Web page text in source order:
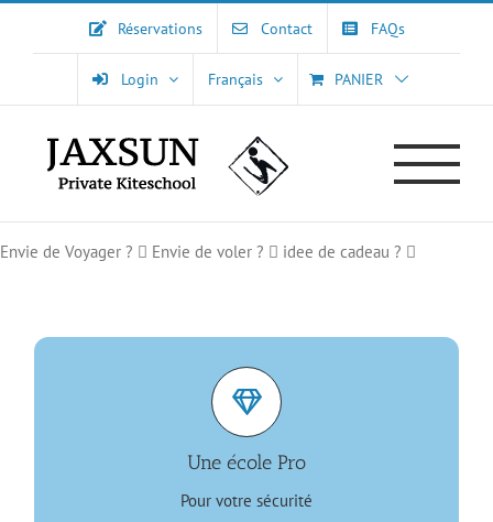
Réservations Contact FAQs
Login Français PANIER
Envie de Voyager ? Envie de voler ? idee de cadeau ?
Une école Pro
Pour votre sécurité
Jaxsun aux normes internationales VDWS & IKO
PLUS D’INFOS